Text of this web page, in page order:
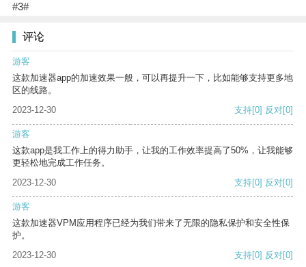
#3#
评论
游客
这款加速器app的加速效果一般，可以再提升一下，比如能够支持更多地
区的线路。
2023-12-30
支持[0] 反对[0]
游客
这款app是我工作上的得力助手，让我的工作效率提高了50%，让我能够
更轻松地完成工作任务。
2023-12-30
支持[0] 反对[0]
游客
这款加速器VPM应用程序已经为我们带来了无限的隐私保护和安全性保
护。
2023-12-30
支持[0] 反对[0]